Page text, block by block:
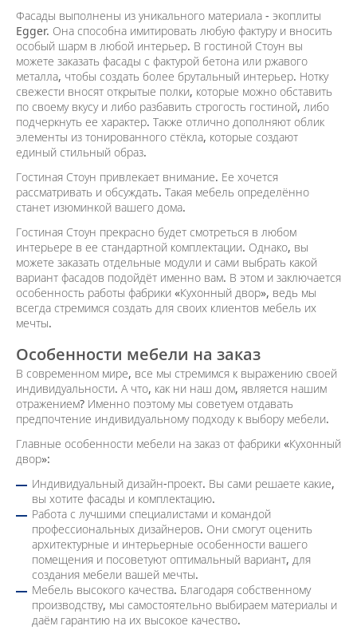
Фасады выполнены из уникального материала - экоплиты
Egger. Она способна имитировать любую фактуру и вносить
особый шарм в любой интерьер. В гостиной Стоун вы
можете заказать фасады с фактурой бетона или ржавого
металла, чтобы создать более брутальный интерьер. Нотку
свежести вносят открытые полки, которые можно обставить
по своему вкусу и либо разбавить строгость гостиной, либо
подчеркнуть ее характер. Также отлично дополняют облик
элементы из тонированного стёкла, которые создают
единый стильный образ.
Гостиная Стоун привлекает внимание. Ее хочется
рассматривать и обсуждать. Такая мебель определённо
станет изюминкой вашего дома.
Гостиная Стоун прекрасно будет смотреться в любом
интерьере в ее стандартной комплектации. Однако, вы
можете заказать отдельные модули и сами выбрать какой
вариант фасадов подойдёт именно вам. В этом и заключается
особенность работы фабрики «Кухонный двор», ведь мы
всегда стремимся создать для своих клиентов мебель их
мечты.
Особенности мебели на заказ
В современном мире, все мы стремимся к выражению своей
индивидуальности. А что, как ни наш дом, является нашим
отражением? Именно поэтому мы советуем отдавать
предпочтение индивидуальному подходу к выбору мебели.
Главные особенности мебели на заказ от фабрики «Кухонный
двор»:
Индивидуальный дизайн-проект. Вы сами решаете какие,
вы хотите фасады и комплектацию.
Работа с лучшими специалистами и командой
профессиональных дизайнеров. Они смогут оценить
архитектурные и интерьерные особенности вашего
помещения и посоветуют оптимальный вариант, для
создания мебели вашей мечты.
Мебель высокого качества. Благодаря собственному
производству, мы самостоятельно выбираем материалы и
даём гарантию на их высокое качество.